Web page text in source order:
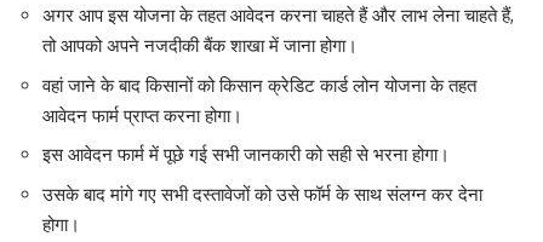
अगर आप इस योजना के तहत आवेदन करना चाहते हैं और लाभ लेना चाहते हैं,
तो आपको अपने नजदीकी बैंक शाखा में जाना होगा।
वहां जाने के बाद किसानों को किसान क्रेडिट कार्ड लोन योजना के तहत
आवेदन फार्म प्राप्त करना होगा।
इस आवेदन फार्म में पूछे गई सभी जानकारी को सही से भरना होगा।
उसके बाद मांगे गए सभी दस्तावेजों को उसे फॉर्म के साथ संलग्न कर देना
होगा।